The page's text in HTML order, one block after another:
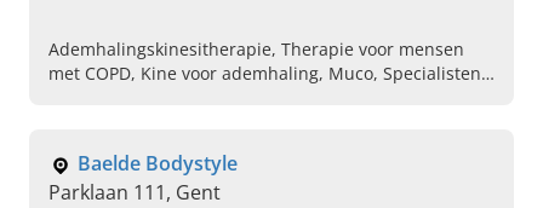
Ademhalingskinesitherapie, Therapie voor mensen
met COPD, Kine voor ademhaling, Muco, Specialisten
Baelde Bodystyle
Parklaan 111, Gent